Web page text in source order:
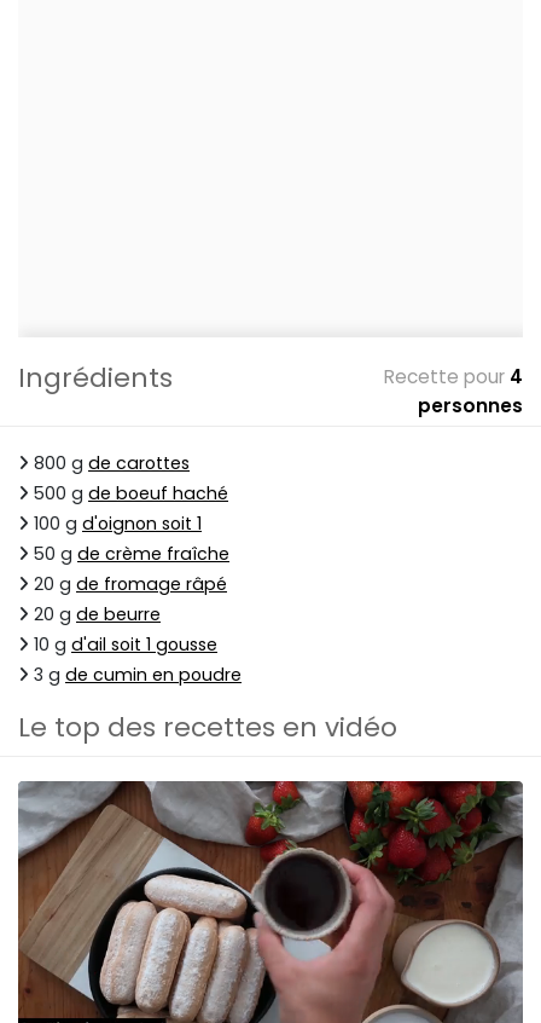
Ingrédients Recette pour 4
personnes
800 g de carottes
500 g de boeuf haché
100 g d'oignon soit 1
50 g de crème fraîche
20 g de fromage râpé
20 g de beurre
10 g d'ail soit 1 gousse
3 g de cumin en poudre
Le top des recettes en vidéo